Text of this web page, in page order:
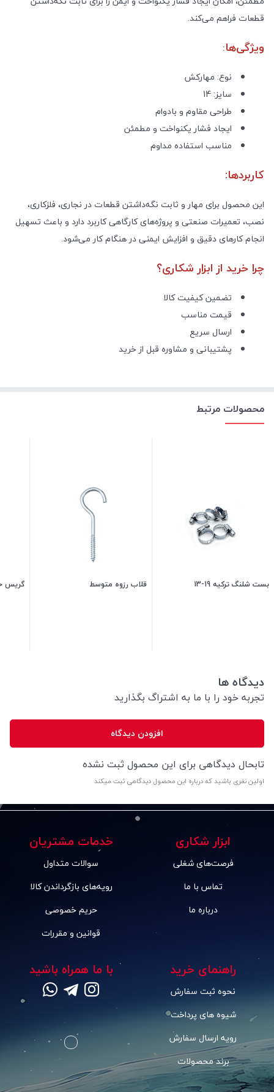
قطعات فراهم می‌کند.
ویژگی‌ها:
نوع: مهارکش
سایز: 14
طراحی مقاوم و بادوام
ایجاد فشار یکنواخت و مطمئن
مناسب استفاده مداوم
کاربردها:
این محصول برای مهار و ثابت نگه‌داشتن قطعات در نجاری، فلزکاری،
نصب، تعمیرات صنعتی و پروژه‌های کارگاهی کاربرد دارد و باعث تسهیل
انجام کارهای دقیق و افزایش ایمنی در هنگام کار می‌شود.
چرا خرید از ابزار شکاری؟
تضمین کیفیت کالا
قیمت مناسب
ارسال سریع
پشتیبانی و مشاوره قبل از خرید
محصولات مرتبط
بست شلنگ ترکیه 19-13 قلاب رزوه متوسط گریس
دیدگاه ها
تجربه خود را با ما به اشتراگ بگذارید
افزودن دیدگاه
تابحال دیدگاهی برای این محصول ثبت نشده
اولین نفری باشید که درباره این محصول دیدگاهی ثبت میکند
ابزار شکاری
فرصت‌های شغلی
تماس با ما
درباره ما
خدمات مشتریان
سوالات متداول
رویه‌های بازگرداندن کالا
حریم خصوصی
قوانین و مقررات
راهنمای خرید
نحوه ثبت سفارش
شیوه های پرداخت
رویه ارسال سفارش
برند محصولات
با ما همراه باشید